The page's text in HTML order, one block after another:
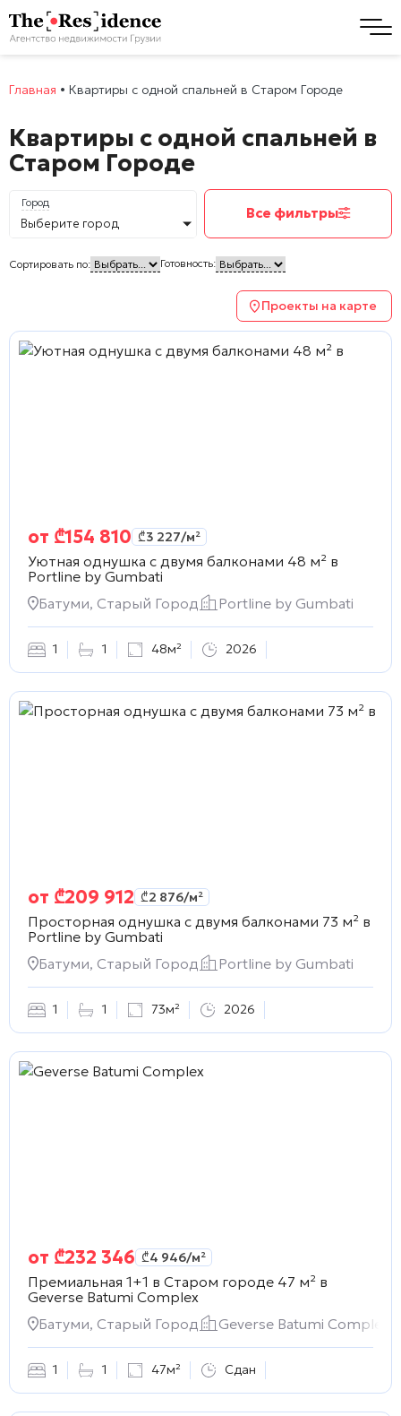
Главная • Квартиры с одной спальней в Старом Городе
Квартиры с одной спальней в
Старом Городе
Город
Выберите город
Все фильтры
Сортировать по: Готовность:
Проекты на карте
от ₾154 810 ₾3 227/м²
Уютная однушка с двумя балконами 48 м² в
Portline by Gumbati
Батуми, Старый Город
Portline by Gumbati
1 1 48м² 2026
от ₾209 912 ₾2 876/м²
Просторная однушка с двумя балконами 73 м² в
Portline by Gumbati
Батуми, Старый Город
Portline by Gumbati
1 1 73м² 2026
от ₾232 346 ₾4 946/м²
Премиальная 1+1 в Старом городе 47 м² в
Geverse Batumi Complex
Батуми, Старый Город
Geverse Batumi Complex
1 1 47м² Сдан